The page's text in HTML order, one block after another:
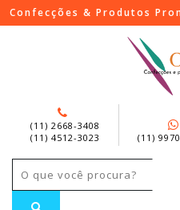
Confecções & Produtos
(11) 2668-3408
(11) 4512-3023
(11)